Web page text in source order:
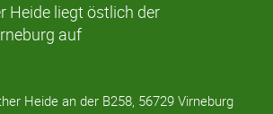
Heide liegt östlich der
auf
Heide an der B258, 56729 Virneburg